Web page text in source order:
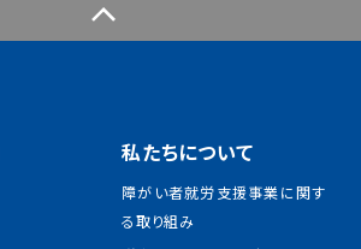
私たちについて
障がい者就労支援事業に関す
る取り組み